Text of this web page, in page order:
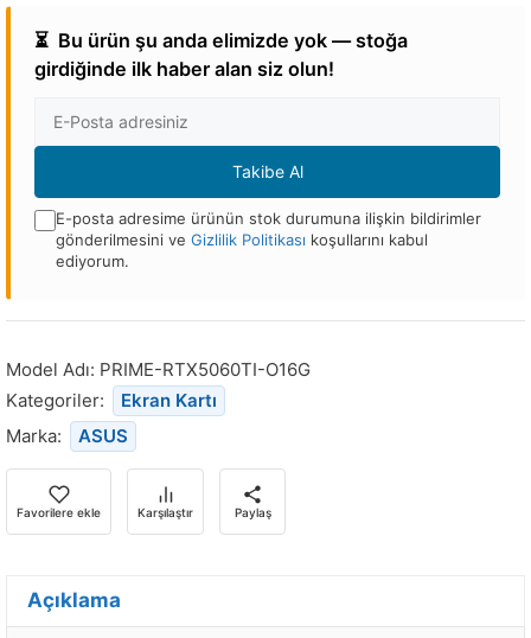
⏳ Bu ürün şu anda elimizde yok — stoğa
girdiğinde ilk haber alan siz olun!
Takibe Al
E-posta adresime ürünün stok durumuna ilişkin bildirimler
gönderilmesini ve Gizlilik Politikası koşullarını kabul
ediyorum.
ürün
döndüğünde
bildirim
almak
için
e-
posta
girin.
Model Adı: PRIME-RTX5060TI-O16G
Kategoriler:
Ekran Kartı
Marka:
ASUS
Favorilere ekle Karşılaştır Paylaş
Açıklama